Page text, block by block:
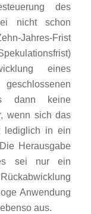
des
nicht schon
Jahres-Frist
eines
dann keine
wenn sich das
lediglich in ein
Herausgabe
sei nur ein
Anwendung
aus.